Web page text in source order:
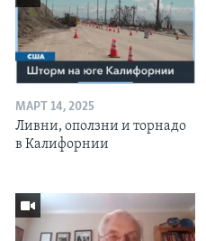
МАРТ 14, 2025
Ливни, оползни и торнадо
в Калифорнии